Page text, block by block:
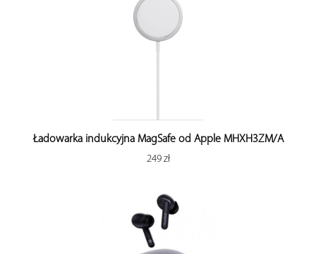
Ładowarka indukcyjna MagSafe od Apple MHXH3ZM/A
249 zł